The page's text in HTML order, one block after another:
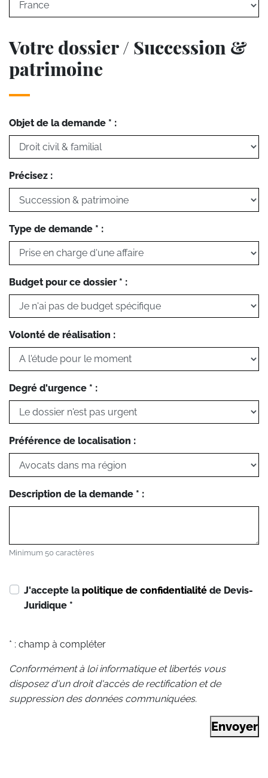
Votre dossier / Succession &
patrimoine
Objet de la demande * :
Précisez :
Type de demande * :
Budget pour ce dossier * :
Volonté de réalisation :
Degré d'urgence * :
Préférence de localisation :
Description de la demande * :
Minimum 50 caractères
J'accepte la politique de confidentialité de Devis-
Juridique *
* : champ à compléter
Conformément à loi informatique et libertés vous
disposez d'un droit d'accès de rectification et de
suppression des données communiquées.
Envoyer